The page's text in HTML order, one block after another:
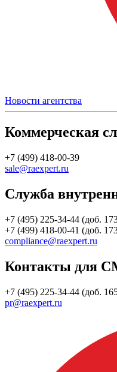
Новости агентства
Коммерческая
+7 (499) 418-00-39
sale@raexpert.ru
Служба
+7 (495) 225-34-44 (доб.
+7 (499) 418-00-41 (доб.
compliance@raexpert.ru
Контакты для
+7 (495) 225-34-44 (доб.
pr@raexpert.ru